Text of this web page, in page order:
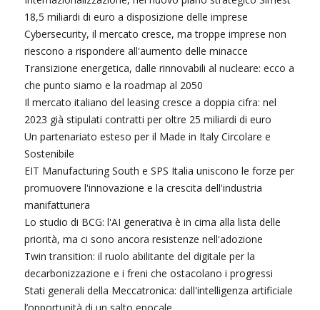
18,5 miliardi di euro a disposizione delle imprese
Cybersecurity, il mercato cresce, ma troppe imprese non
riescono a rispondere all'aumento delle minacce
Transizione energetica, dalle rinnovabili al nucleare: ecco a
che punto siamo e la roadmap al 2050
Il mercato italiano del leasing cresce a doppia cifra: nel
2023 già stipulati contratti per oltre 25 miliardi di euro
Un partenariato esteso per il Made in Italy Circolare e
Sostenibile
EIT Manufacturing South e SPS Italia uniscono le forze per
promuovere l'innovazione e la crescita dell'industria
manifatturiera
Lo studio di BCG: l'AI generativa è in cima alla lista delle
priorità, ma ci sono ancora resistenze nell'adozione
Twin transition: il ruolo abilitante del digitale per la
decarbonizzazione e i freni che ostacolano i progressi
Stati generali della Meccatronica: dall'intelligenza artificiale